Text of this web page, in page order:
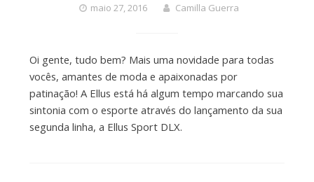
maio 27, 2016 Camilla Guerra
Oi gente, tudo bem? Mais uma novidade para todas
vocês, amantes de moda e apaixonadas por
patinação! A Ellus está há algum tempo marcando sua
sintonia com o esporte através do lançamento da sua
segunda linha, a Ellus Sport DLX.